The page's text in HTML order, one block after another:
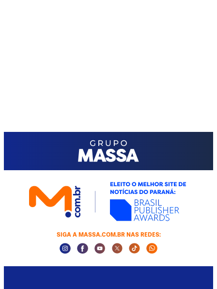
SIGA A MASSA.COM.BR NAS REDES:
Instagram Social Media
Facebook Social Media
Youtube Social Media
Twitter Social Media
Tiktok Social Media
Whatsapp